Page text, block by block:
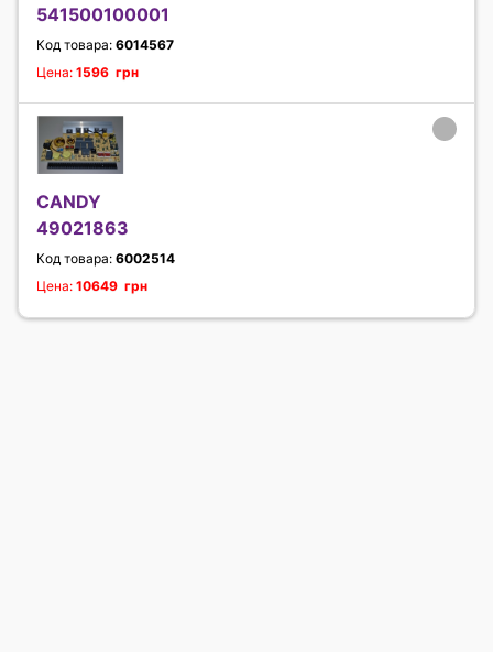
541500100001
Код товара: 6014567
Цена: 1596 грн
CANDY
49021863
Код товара: 6002514
Цена: 10649 грн